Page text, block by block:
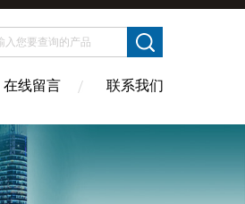
在线留言 联系我们